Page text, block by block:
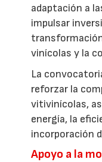
adaptación a
impulsar
vinícolas y la
La
reforzar la
vitivinícolas,
energía, la
incorporación
Apoyo a la